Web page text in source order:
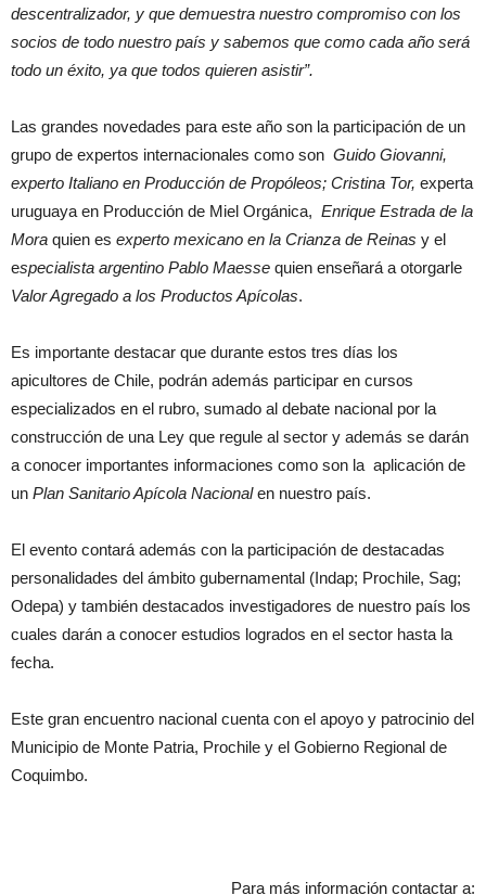
descentralizador, y que demuestra nuestro compromiso con los
socios de todo nuestro país y sabemos que como cada año será
todo un éxito, ya que todos quieren asistir”.
Las grandes novedades para este año son la participación de un
grupo de expertos internacionales como son Guido Giovanni,
experto Italiano en Producción de Propóleos; Cristina Tor, experta
uruguaya en Producción de Miel Orgánica, Enrique Estrada de la
Mora quien es experto mexicano en la Crianza de Reinas y el
especialista argentino Pablo Maesse quien enseñará a otorgarle
Valor Agregado a los Productos Apícolas.
Es importante destacar que durante estos tres días los
apicultores de Chile, podrán además participar en cursos
especializados en el rubro, sumado al debate nacional por la
construcción de una Ley que regule al sector y además se darán
a conocer importantes informaciones como son la aplicación de
un Plan Sanitario Apícola Nacionalen nuestro país.
El evento contará además con la participación de destacadas
personalidades del ámbito gubernamental (Indap; Prochile, Sag;
Odepa) y también destacados investigadores de nuestro país los
cuales darán a conocer estudios logrados en el sector hasta la
fecha.
Este gran encuentro nacional cuenta con el apoyo y patrocinio del
Municipio de Monte Patria, Prochile y el Gobierno Regional de
Coquimbo.
Para más información contactar a: